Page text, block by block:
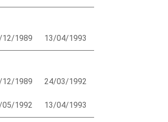
12/1989 13/04/1993
12/1989 24/03/1992
05/1992 13/04/1993